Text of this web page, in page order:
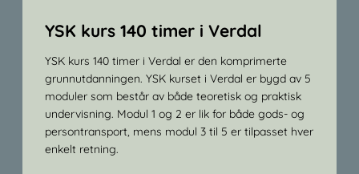
YSK kurs 140 timer i Verdal
YSK kurs 140 timer i Verdal er den komprimerte
grunnutdanningen. YSK kurset i Verdal er bygd av 5
moduler som består av både teoretisk og praktisk
undervisning. Modul 1 og 2 er lik for både gods- og
persontransport, mens modul 3 til 5 er tilpasset hver
enkelt retning.